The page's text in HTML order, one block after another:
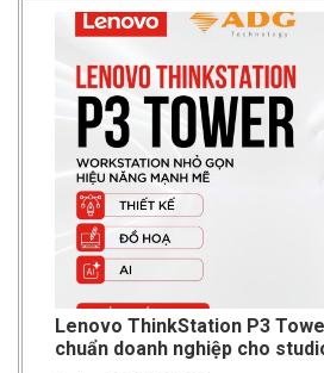
Lenovo ThinkStation P3
chuẩn doanh nghiệp cho